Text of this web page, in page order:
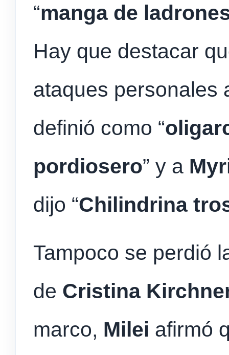
“manga de
Hay que destacar
ataques personales
definió como “
pordiosero” y a
dijo “Chilindrina
Tampoco se perdió
de Cristina
marco, Milei afirmó